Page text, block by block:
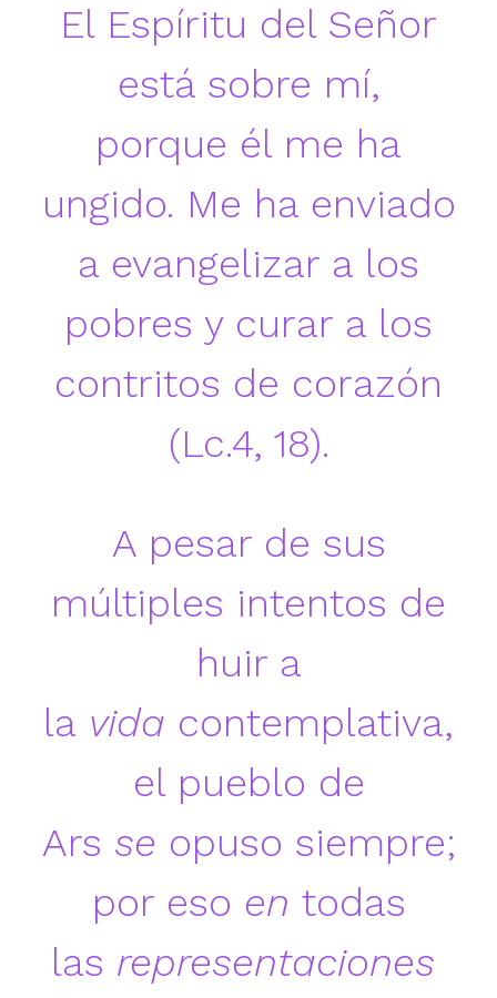
El Espíritu del Señor
está sobre mí,
porque él me ha
ungido. Me ha enviado
a evangelizar a los
pobres y curar a los
contritos de corazón
(Lc.4, 18).
A pesar de sus
múltiples intentos de
huir a
la vida contemplativa,
el pueblo de
Ars se opuso siempre;
por eso en todas
las representaciones